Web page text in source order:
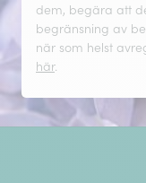
dem, begära att
begränsning av
när som helst
här.